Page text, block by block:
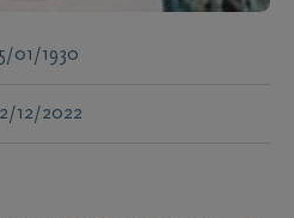
01/1930
12/2022